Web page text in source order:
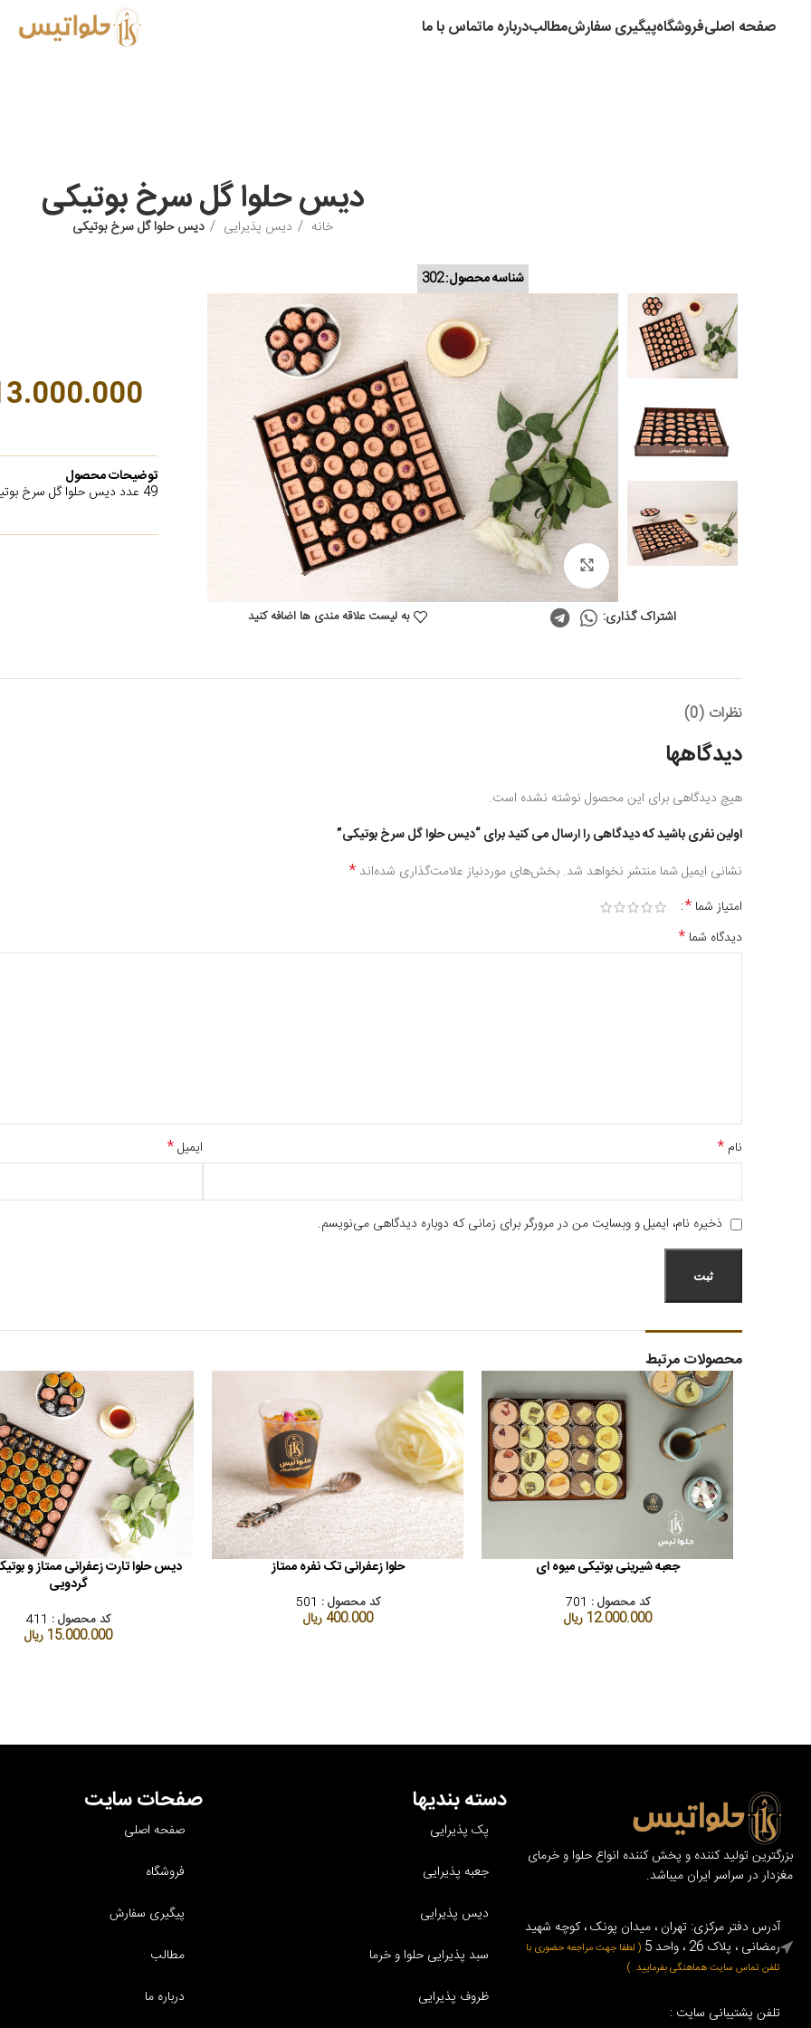
صفحه اصلیفروشگاهپیگیری سفارشمطالبدرباره ماتماس با ما
دیس حلوا گل سرخ بوتیکی
خانه دیس پذیرایی دیس حلوا گل سرخ بوتیکی
توضیحات محصول
49 عدد دیس حلوا گل سرخ بوتیکی
شناسه محصول:302
Click to enlarge
اشتراک گذاری: به لیست علاقه مندی ها اضافه کنید
نظرات (0)
دیدگاهها
هیچ دیدگاهی برای این محصول نوشته نشده است.
اولین نفری باشید که دیدگاهی را ارسال می کنید برای “دیس حلوا گل سرخ بوتیکی”
نشانی ایمیل شما منتشر نخواهد شد. بخش‌های موردنیاز علامت‌گذاری شده‌اند *
امتیاز شما *
دیدگاه شما *
نام * ایمیل*
ذخیره نام، ایمیل و وبسایت من در مرورگر برای زمانی که دوباره دیدگاهی می‌نویسم.
محصولات مرتبط
افزودن به سبد خریدجعبه شیرینی بوتیکی میوه ای
کد محصول : 701
12.000.000ریال
افزودن به سبد خریدحلوا زعفرانی تک نفره ممتاز
کد محصول : 501
400.000ریال
افزودن به سبد خرید
دیس حلوا تارت زعفرانی ممتاز و
گردویی
کد محصول : 411
15.000.000ریال
بزرگترین تولید کننده و پخش کننده انواع حلوا و خرمای
مغزدار در سراسر ایران میباشد.
آدرس دفتر مرکزی: تهران ، میدان پونک ، کوچه شهید
رمضانی ، پلاک 26 ، واحد 5
( لطفا جهت مراجعه حضوری با
تلفن تماس سایت هماهنگی بفرمایید. )
تلفن پشتیبانی سایت :
دسته بندیها
پک پذیرایی
جعبه پذیرایی
دیس پذیرایی
سبد پذیرایی حلوا و خرما
ظروف پذیرایی
صفحات سایت
صفحه اصلی
فروشگاه
پیگیری سفارش
مطالب
درباره ما